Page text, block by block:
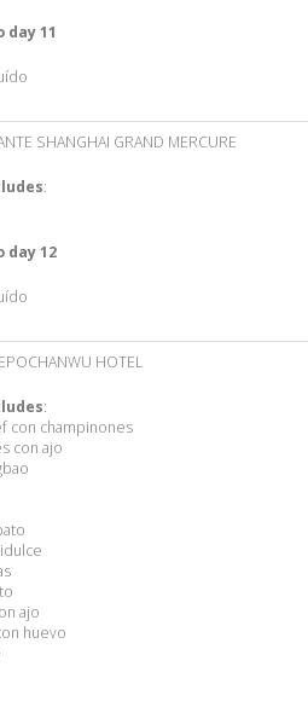
day 11
SHANGHAI GRAND MERCURE
:
day 12
HOTEL
:
con champinones
con ajo
ajo
huevo